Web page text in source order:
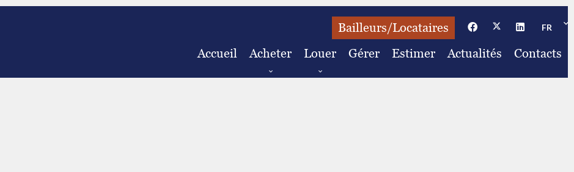
Bailleurs/Locataires FR
Accueil Acheter Louer Gérer Estimer Actualités Contacts